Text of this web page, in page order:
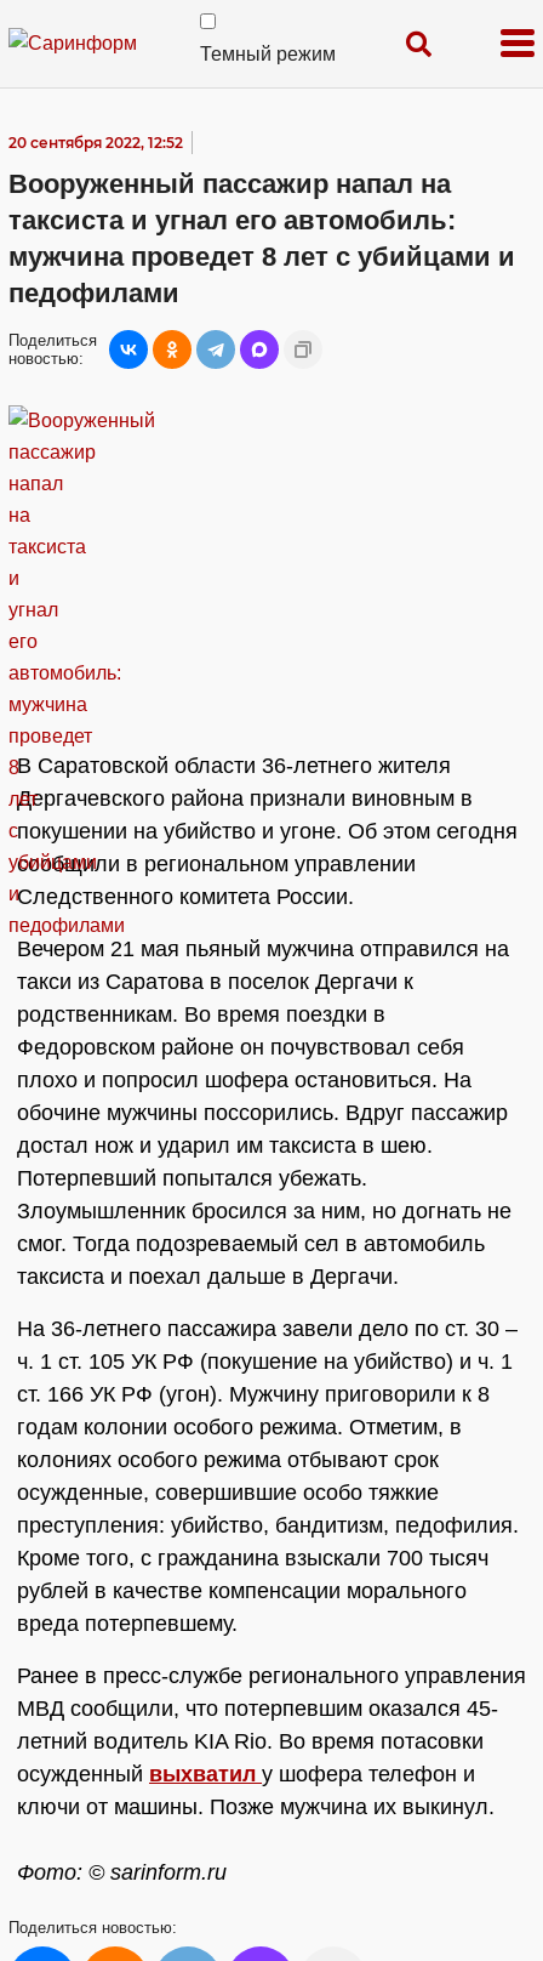
Темный режим
20 сентября 2022, 12:52
Вооруженный пассажир напал на
таксиста и угнал его автомобиль:
мужчина проведет 8 лет с убийцами и
педофилами
Поделиться
новостью:
В Саратовской области 36-летнего жителя
Дергачевского района признали виновным в
покушении на убийство и угоне. Об этом сегодня
сообщили в региональном управлении
Следственного комитета России.
Вечером 21 мая пьяный мужчина отправился на
такси из Саратова в поселок Дергачи к
родственникам. Во время поездки в
Федоровском районе он почувствовал себя
плохо и попросил шофера остановиться. На
обочине мужчины поссорились. Вдруг пассажир
достал нож и ударил им таксиста в шею.
Потерпевший попытался убежать.
Злоумышленник бросился за ним, но догнать не
смог. Тогда подозреваемый сел в автомобиль
таксиста и поехал дальше в Дергачи.
На 36-летнего пассажира завели дело по ст. 30 –
ч. 1 ст. 105 УК РФ (покушение на убийство) и ч. 1
ст. 166 УК РФ (угон). Мужчину приговорили к 8
годам колонии особого режима. Отметим, в
колониях особого режима отбывают срок
осужденные, совершившие особо тяжкие
преступления: убийство, бандитизм, педофилия.
Кроме того, с гражданина взыскали 700 тысяч
рублей в качестве компенсации морального
вреда потерпевшему.
Ранее в пресс-службе регионального управления
МВД сообщили, что потерпевшим оказался 45-
летний водитель KIA Rio. Во время потасовки
осужденный выхватил у шофера телефон и
ключи от машины. Позже мужчина их выкинул.
Фото: © sarinform.ru
Поделиться новостью: